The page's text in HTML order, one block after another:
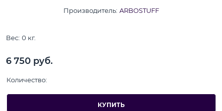
Производитель: ARBOSTUFF
Вес: 0 кг.
6 750 руб.
Количество:
КУПИТЬ